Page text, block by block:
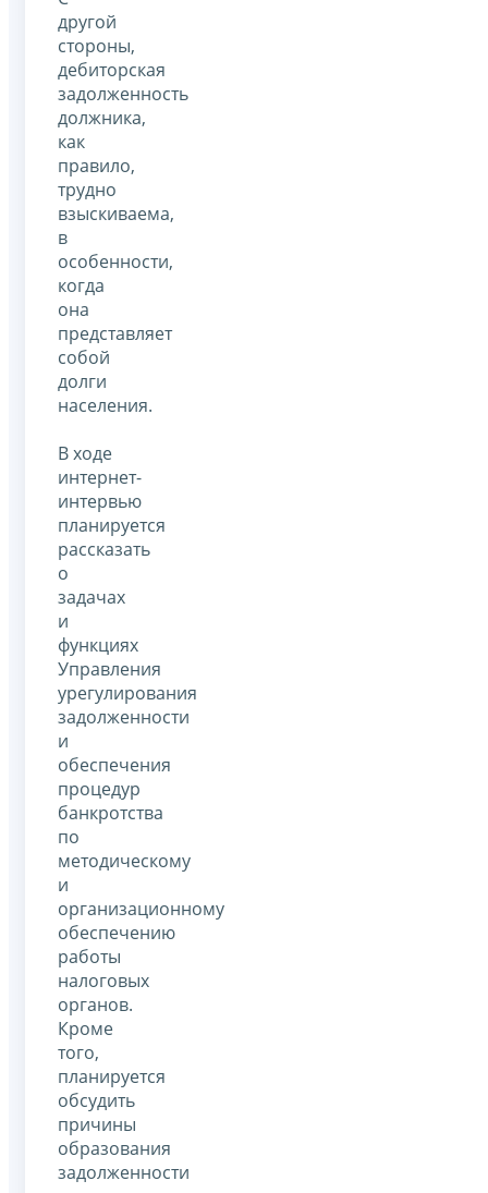
другой
стороны,
дебиторская
задолженность
должника,
как
правило,
трудно
взыскиваема,
в
особенности,
когда
она
представляет
собой
долги
населения.
В ходе
интернет-
интервью
планируется
рассказать
о
задачах
и
функциях
Управления
урегулирования
задолженности
и
обеспечения
процедур
банкротства
по
методическому
и
организационному
обеспечению
работы
налоговых
органов.
Кроме
того,
планируется
обсудить
причины
образования
задолженности